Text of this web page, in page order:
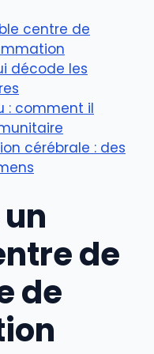
centre de
décode les
: comment il
cérébrale : des
de
de